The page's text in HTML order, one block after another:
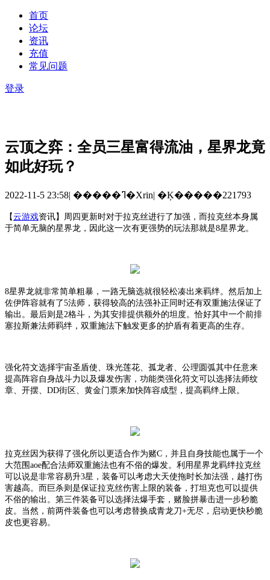
首页
论坛
资讯
充值
常见问题
登录
云顶之弈：全员三星富得流油，星界龙竟
如此好玩？
2022-11-5 23:58| �����ߣ�Xrin| �Ķ�����221793
【云游戏资讯】
周四更新时对于拉克丝进行了加强，而拉克丝本身属
于简单无脑的星界龙，因此这一次有更强势的玩法那就是8星界龙。
8星界龙就非常简单粗暴，一路无脑选就很轻松凑出来羁绊。然后加上
佐伊阵容就有了5法师，获得较高的法强补正同时还有双重施法保证了
输出。最后则是2格斗，为其安排提供额外的坦度。恰好其中一个前排
塞拉斯兼法师羁绊，双重施法下触发更多的护盾有着更高的生存。
强化符文选择宇宙圣盾使、珠光莲花、孤龙者、公理圆弧其中任意来
提高阵容自身战斗力以及爆发伤害，功能类强化符文可以选择法师纹
章、开摆、 DD街区、黄金门票来加快阵容成型，提高羁绊上限。
拉克丝因为获得了强化所以更适合作为赌C，并且自身技能也属于一个
大范围aoe配合法师双重施法也有不俗的爆发。利用星界龙羁绊拉克丝
可以说是非常容易升3星，装备可以考虑大天使拖时长加法强，越打伤
害越高。而巨杀则是保证拉克丝伤害上限的装备，打坦克也可以提供
不俗的输出。第三件装备可以选择法爆手套，赌脸拼暴击进一步秒脆
皮。当然，前两件装备也可以考虑替换成青龙刀+无尽，启动更快秒脆
皮也更容易。